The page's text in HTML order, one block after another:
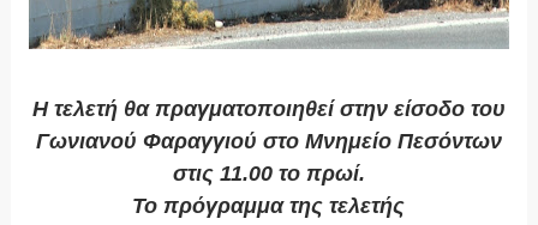
Η τελετή θα πραγματοποιηθεί στην είσοδο του
Γωνιανού Φαραγγιού στο Μνημείο Πεσόντων
στις 11.00 το πρωί.
Το πρόγραμμα της τελετής